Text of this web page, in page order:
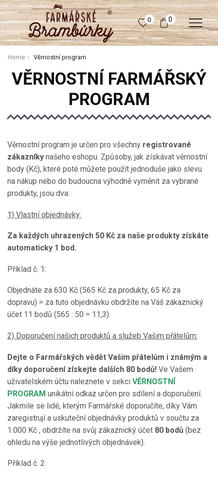
0 0
Home Věrnostní program
VĚRNOSTNÍ FARMÁŘSKÝ
PROGRAM
Věrnostní program je určen pro všechny registrované
zákazníky našeho eshopu. Způsoby, jak získávat věrnostní
body (Kč), které poté můžete použít jednoduše jako slevu
na nákup nebo do budoucna výhodně vyměnit za vybrané
produkty, jsou dva:
1) Vlastní objednávky:
Za každých uhrazených 50 Kč za naše produkty získáte
automaticky 1 bod.
Příklad č. 1:
Objednáte za 630 Kč (565 Kč za produkty, 65 Kč za
dopravu) = za tuto objednávku obdržíte na Váš zákaznický
účet 11 bodů (565 : 50 = 11,3).
2) Doporučení našich produktů a služeb Vašim přátelům:
Dejte o Farmářských vědět Vašim přátelům i známým a
díky doporučení získejte dalších 80 bodů! Ve Vašem
uživatelském účtu naleznete v sekci VĚRNOSTNÍ
PROGRAM unikátní odkaz určen pro sdílení a doporučení.
Jakmile se lidé, kterým Farmářské doporučíte, díky Vám
zaregistrují a uskuteční objednávky produktů v součtu za
1.000 Kč , obdržíte na svůj zákaznický účet 80 bodů (bez
ohledu na výše jednotlivých objednávek).
Příklad č. 2: